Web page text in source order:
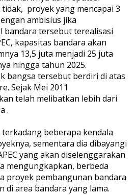
proyek yang mencapai 3
ambisius jika
bandara tersebut terealisasi
kapasitas bandara akan
13,5 juta menjadi 25 juta
hingga tahun 2025.
bangsa tersebut berdiri di atas
Sejak Mei 2011
telah melibatkan lebih dari
.
beberapa kendala
sementara dia dibayangi
yang akan diselenggarakan
mengungkapkan, berbeda
proyek pembangunan bandara
di area bandara yang lama.